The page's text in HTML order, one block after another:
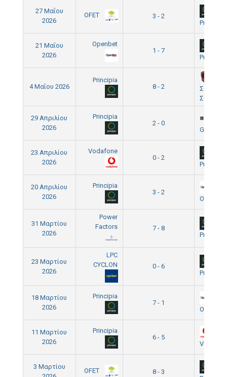
27 Μαΐου
2026
OFET
3 - 2
Principia
21 Μαΐου
2026
Openbet
1 - 7
Principia
4 Μαΐου 2026
Principia
8 - 2
ΣΟΛ
29 Απριλίου
2026
Principia
2 - 0
Group
23 Απριλίου
2026
Vodafone
0 - 2
Principia
20 Απριλίου
2026
Principia
3 - 2
Openbet
31 Μαρτίου
2026
Power
Factors
7 - 8
Principia
23 Μαρτίου
2026
LPC
CYCLON
0 - 6
Principia
18 Μαρτίου
2026
Principia
7 - 1
Openbet
11 Μαρτίου
2026
Principia
6 - 5
3 Μαρτίου
OFET
8 - 3